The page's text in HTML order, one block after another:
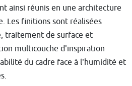
ainsi réunis en une architecture
Les finitions sont réalisées
traitement de surface et
multicouche d'inspiration
du cadre face à l'humidité et